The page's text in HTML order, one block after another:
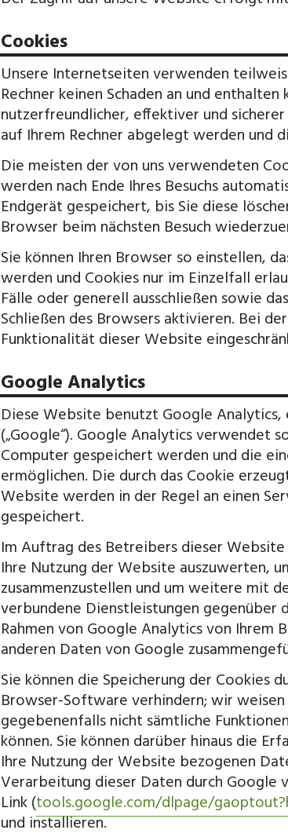
Cookies
Unsere Internetseiten verwenden
Rechner keinen Schaden an und
nutzerfreundlicher, effektiver und
auf Ihrem Rechner abgelegt werden und
Die meisten der von uns verwendeten
werden nach Ende Ihres Besuchs
Endgerät gespeichert, bis Sie diese
Browser beim nächsten Besuch
Sie können Ihren Browser so einstellen,
werden und Cookies nur im Einzelfall
Fälle oder generell ausschließen sowie
Schließen des Browsers aktivieren. Bei
Funktionalität dieser Website
Google Analytics
Diese Website benutzt Google
(„Google“). Google Analytics verwendet
Computer gespeichert werden und die
ermöglichen. Die durch das Cookie
Website werden in der Regel an einen
gespeichert.
Im Auftrag des Betreibers dieser
Ihre Nutzung der Website auszuwerten,
zusammenzustellen und um weitere mit
verbundene Dienstleistungen
Rahmen von Google Analytics von
anderen Daten von Google
Sie können die Speicherung der Cookies
Browser-Software verhindern; wir weisen
gegebenenfalls nicht sämtliche
können. Sie können darüber hinaus die
Ihre Nutzung der Website bezogenen
Verarbeitung dieser Daten durch Google
Link (tools.google.com/dlpage/
und installieren.